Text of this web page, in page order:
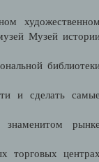
Музей
и сделать
торговых